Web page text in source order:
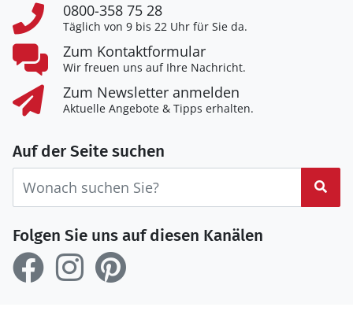
0800-358 75 28
Täglich von 9 bis 22 Uhr für Sie da.
Zum Kontaktformular
Wir freuen uns auf Ihre Nachricht.
Zum Newsletter anmelden
Aktuelle Angebote & Tipps erhalten.
Auf der Seite suchen
Folgen Sie uns auf diesen Kanälen